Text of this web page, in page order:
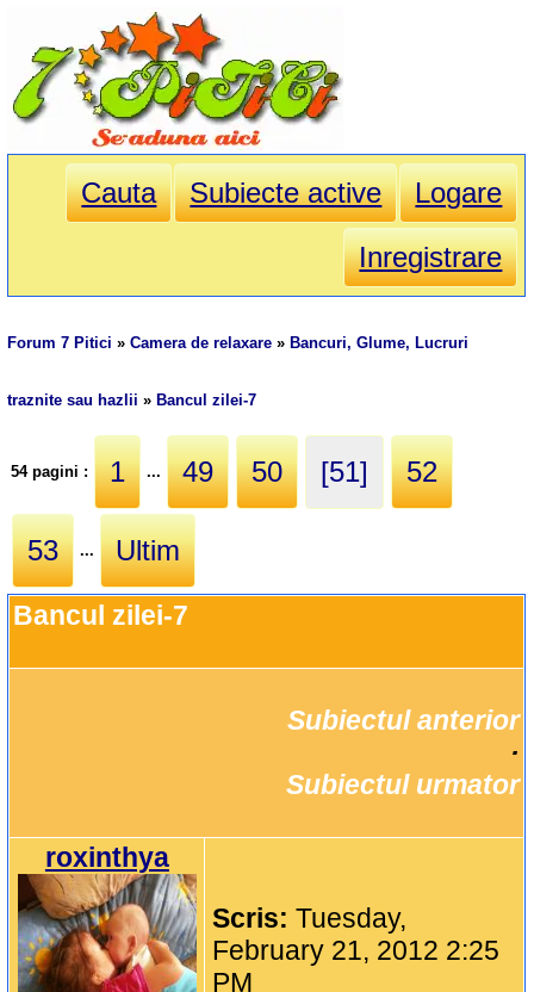
Cauta Subiecte active
Logare
Inregistrare
Forum 7 Pitici »Camera de relaxare » Bancuri, Glume, Lucruri
traznite sau hazlii » Bancul zilei-7
54 pagini : 1 ... 49 50 [51] 52
53 ... Ultim
Bancul zilei-7
Subiectul anterior
Subiectul urmator
roxinthya
Scris:Tuesday,
February 21, 2012 2:25
PM